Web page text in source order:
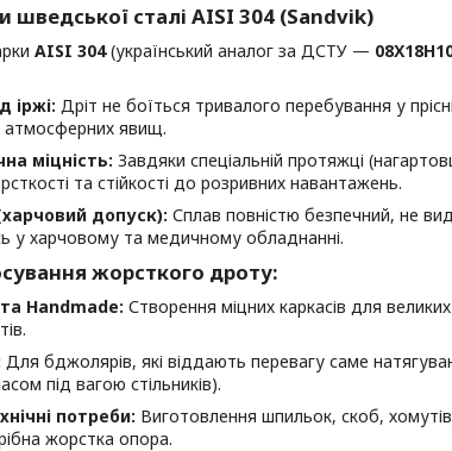
шведської сталі AISI 304 (Sandvik)
AISI 304(український аналог за ДСТУ —
іржі: Дріт не боїться тривалого перебування у
атмосферних явищ.
міцність: Завдяки спеціальній протяжці
та стійкості до розривних навантажень.
допуск): Сплав повністю безпечний, не
у харчовому та медичному обладнанні.
жорсткого дроту:
Handmade: Створення міцних каркасів для
Для бджолярів, які віддають перевагу саме
під вагою стільників).
потреби: Виготовлення шпильок, скоб,
жорстка опора.